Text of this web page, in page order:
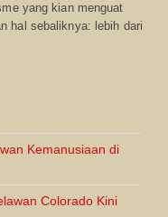
yang kian menguat
hal sebaliknya: lebih dari
Kemanusiaan di
Colorado Kini